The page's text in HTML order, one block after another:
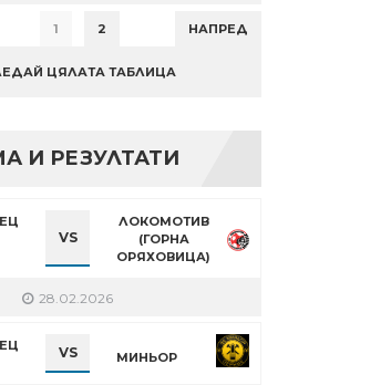
1 2 НАПРЕД
ЦЯЛАТА ТАБЛИЦА
И РЕЗУЛТАТИ
VS
ЛОКОМОТИВ
(ГОРНА
ОРЯХОВИЦА)
28.02.2026
VS МИНЬОР